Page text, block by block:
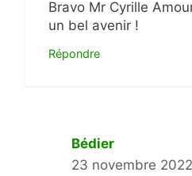
Bravo Mr Cyrille
un bel avenir !
Répondre
Bédier
23 novembre